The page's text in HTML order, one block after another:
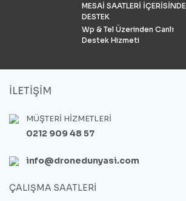
MESAİ SAATLERİ İÇERİSİNDE
DESTEK
Wp & Tel Üzerinden Canlı
Destek Hizmeti
İLETİŞİM
MÜŞTERİ HİZMETLERİ
0212 909 48 57
info@dronedunyasi.com
ÇALIŞMA SAATLERİ